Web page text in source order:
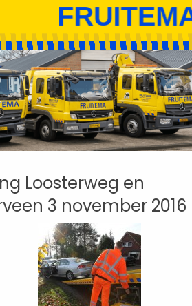
Loosterweg en
3 november 2016